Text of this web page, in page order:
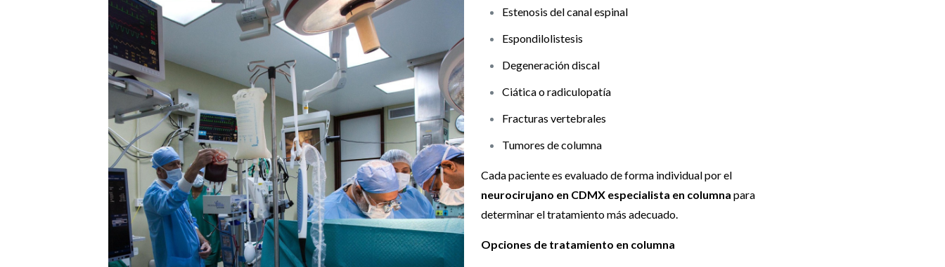
Estenosis del canal espinal
Espondilolistesis
Degeneración discal
Ciática o radiculopatía
Fracturas vertebrales
Tumores de columna
Cada paciente es evaluado de forma individual por el
neurocirujano en CDMX especialista en columna para
determinar el tratamiento más adecuado.
Opciones de tratamiento en columna